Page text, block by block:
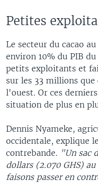
Petites
Le secteur du cacao
environ 10% du PIB
petits exploitants et
sur les 33 millions
l'ouest. Or ces
situation de plus en
Dennis Nyameke,
occidentale, explique
contrebande. "Un sac
dollars (2.070 GHS)
faisons passer en